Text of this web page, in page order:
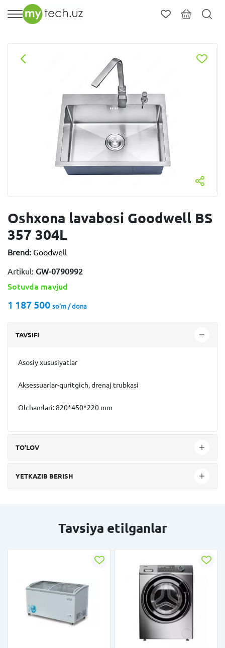
Oshxona lavabosi Goodwell BS
357 304L
Brend: Goodwell
Artikul: GW-0790992
Sotuvda mavjud
1 187 500 so'm / dona
TAVSIFI
Asosiy xususiyatlar
Aksessuarlar-quritgich, drenaj trubkasi
Olchamlari: 820*450*220 mm
TO'LOV
YETKAZIB BERISH
Tavsiya etilganlar